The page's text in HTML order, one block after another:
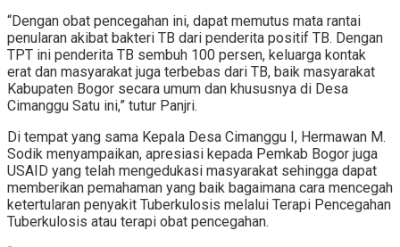
“Dengan obat pencegahan ini, dapat memutus mata rantai
penularan akibat bakteri TB dari penderita positif TB. Dengan
TPT ini penderita TB sembuh 100 persen, keluarga kontak
erat dan masyarakat juga terbebas dari TB, baik masyarakat
Kabupaten Bogor secara umum dan khususnya di Desa
Cimanggu Satu ini,” tutur Panjri.
Di tempat yang sama Kepala Desa Cimanggu I, Hermawan M.
Sodik menyampaikan, apresiasi kepada Pemkab Bogor juga
USAID yang telah mengedukasi masyarakat sehingga dapat
memberikan pemahaman yang baik bagaimana cara mencegah
ketertularan penyakit Tuberkulosis melalui Terapi Pencegahan
Tuberkulosis atau terapi obat pencegahan.